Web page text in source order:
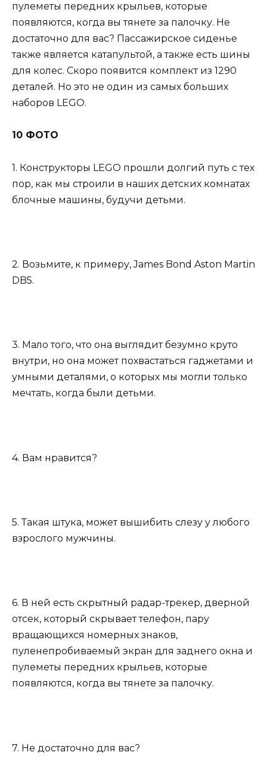
пулеметы передних крыльев, которые
появляются, когда вы тянете за палочку. Не
достаточно для вас? Пассажирское сиденье
также является катапультой, а также есть шины
для колес. Скоро появится комплект из 1290
деталей. Но это не один из самых больших
наборов LEGO.
10 ФОТО
1. Конструкторы LEGO прошли долгий путь с тех
пор, как мы строили в наших детских комнатах
блочные машины, будучи детьми.
2. Возьмите, к примеру, James Bond Aston Martin
DB5.
3. Мало того, что она выглядит безумно круто
внутри, но она может похвастаться гаджетами и
умными деталями, о которых мы могли только
мечтать, когда были детьми.
4. Вам нравится?
5. Такая штука, может вышибить слезу у любого
взрослого мужчины.
6. В ней есть скрытный радар-трекер, дверной
отсек, который скрывает телефон, пару
вращающихся номерных знаков,
пуленепробиваемый экран для заднего окна и
пулеметы передних крыльев, которые
появляются, когда вы тянете за палочку.
7. Не достаточно для вас?